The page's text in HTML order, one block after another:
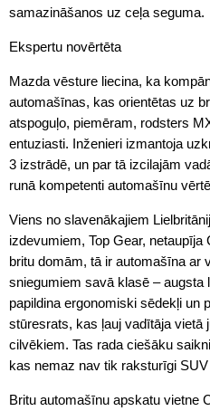
samazināšanos uz ceļa seguma.
Ekspertu novērtēta
Mazda vēsture liecina, ka
automašīnas, kas orientētas uz
atspoguļo, piemēram, rodsters
entuziasti. Inženieri izmantoja
3 izstrādē, un par tā izcilajām
runā kompetenti automašīnu
Viens no slavenākajiem
izdevumiem, Top Gear,
britu domām, tā ir automašīna ar
sniegumiem savā klasē – augsta
papildina ergonomiski sēdekļi un
stūresrats, kas ļauj vadītāja vietā
cilvēkiem. Tas rada ciešāku
kas nemaz nav tik raksturīgi SUV
Britu automašīnu apskatu vietne